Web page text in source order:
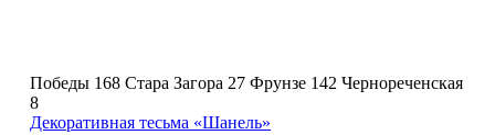
Победы 168 Стара Загора 27 Фрунзе 142 Чернореченская
8
Декоративная тесьма «Шанель»